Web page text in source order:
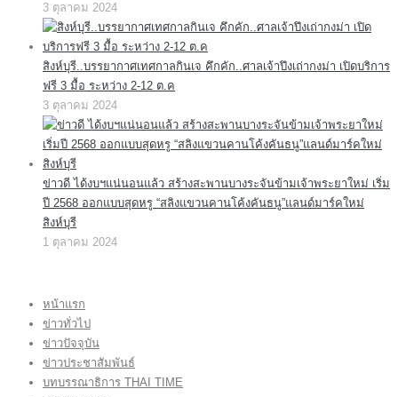
3 ตุลาคม 2024
สิงห์บุรี..บรรยากาศเทศกาลกินเจ คึกคัก..ศาลเจ้าปึงเถ่ากงม่า เปิดบริการ
ฟรี 3 มื้อ ระหว่าง 2-12 ต.ค
3 ตุลาคม 2024
ข่าวดี ได้งบฯแน่นอนแล้ว สร้างสะพานบางระจันข้ามเจ้าพระยาใหม่ เริ่ม
ปี 2568 ออกแบบสุดหรู “สลิงแขวนคานโค้งคันธนู”แลนด์มาร์คใหม่
สิงห์บุรี
1 ตุลาคม 2024
หน้าแรก
ข่าวทั่วไป
ข่าวปัจจุบัน
ข่าวประชาสัมพันธ์
บทบรรณาธิการ THAI TIME